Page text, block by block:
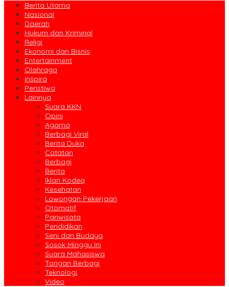
Berita Utama
Nasional
Daerah
Hukum dan Kriminal
Religi
Ekonomi dan Bisnis
Entertainment
Olahraga
Inspira
Peristiwa
Lainnya
Suara KKN
Opini
Agama
Berbagi Viral
Berita Duka
Catatan
Berbagi
Berita
Iklan Kodeq
Kesehatan
Lowongan Pekerjaan
Otomatif
Pariwisata
Pendidikan
Seni dan Budaya
Sosok Minggu Ini
Suara Mahasiswa
Tangan Berbagi
Teknologi
Video